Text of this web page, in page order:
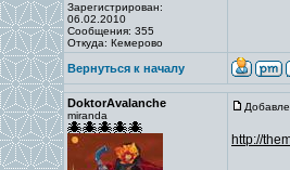
Зарегистрирован:
06.02.2010
Сообщения: 355
Откуда: Кемерово
Вернуться к началу
DoktorAvalanche
miranda
http://